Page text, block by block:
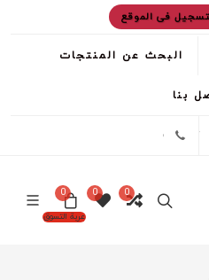
فى الموقع
البحث عن المنتجات
بنا
تلگرام
0
0
عربة التسوق
0